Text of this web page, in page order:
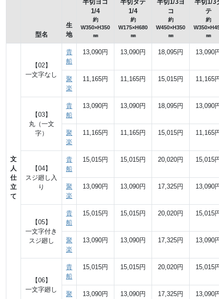
型名
生
地
半切ヨコ
1/4
約
W350×H350
㎜
半切タテ
1/4
約
W175×H680
㎜
半切1/3ヨ
コ
約
W450×H350
㎜
半切1/3
テ
約
㎜
文
人
仕
立
て
【02】
一文字なし
貴
船
13,090円 13,090円 18,095円 13,090
聚
楽
11,165円 11,165円 15,015円 11,165
【03】
丸（一文
字）
貴
船
13,090円 13,090円 18,095円 13,090
聚
楽
11,165円 11,165円 15,015円 11,165
【04】
スジ廻し入
り
貴
船
15,015円 15,015円 20,020円 15,015
聚
楽
13,090円 13,090円 17,325円 13,090
【05】
一文字付き
スジ廻し
貴
船
15,015円 15,015円 20,020円 15,015
聚
楽
13,090円 13,090円 17,325円 13,090
【06】
一文字廻し
貴
船
15,015円 15,015円 20,020円 15,015
聚
13,090円 13,090円 17,325円 13,090